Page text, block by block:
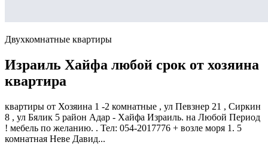
Двухкомнатные квартиры
Израиль Хайфа любой срок от хозяина
квартира
квартиры от Хозяина 1 -2 комнатные , ул Певзнер 21 , Сиркин
8 , ул Бялик 5 район Адар - Хайфа Израиль. на Любой Период
! мебель по желанию. . Тел: 054-2017776 + возле моря 1. 5
комнатная Неве Давид...